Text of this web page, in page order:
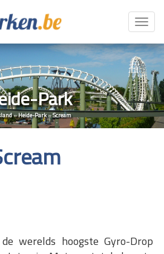
Park
»Heide-Park»Scream
werelds hoogste Gyro-Drop